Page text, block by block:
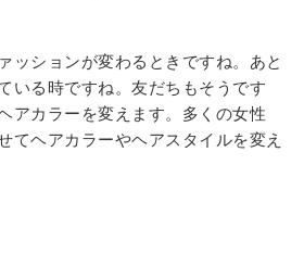
ッションが変わるときですね。あと
いる時ですね。友だちもそうです
アカラーを変えます。多くの女性
てヘアカラーやヘアスタイルを変え